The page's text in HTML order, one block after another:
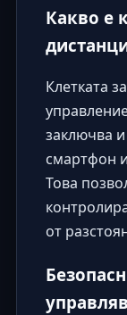
Какво е
Клетката
заключва
смартфон
Това
от